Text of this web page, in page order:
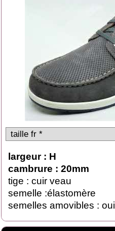
largeur : H
cambrure : 20mm
tige : cuir veau
semelle :élastomère
semelles amovibles : oui